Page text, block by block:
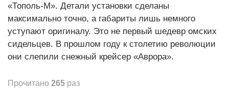
«Тополь-М». Детали установки сделаны
максимально точно, а габариты лишь немного
уступают оригиналу. Это не первый шедевр омских
сидельцев. В прошлом году к столетию революции
они слепили снежный крейсер «Аврора».
Прочитано 265 раз